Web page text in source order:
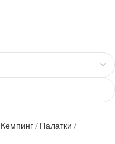
Кемпинг
Палатки